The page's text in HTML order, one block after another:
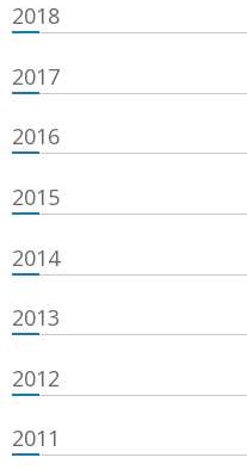
2018
2017
2016
2015
2014
2013
2012
2011